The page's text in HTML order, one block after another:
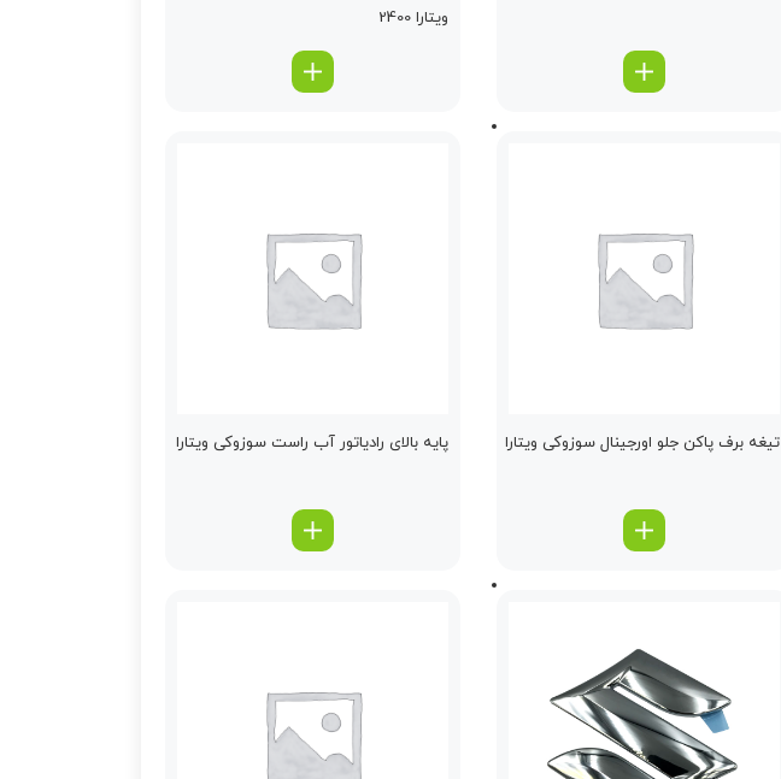
ویتارا 2400
تیغه برف پاكن جلو اورجینال سوزوکی ویتارا پایه بالای رادیاتور آب راست سوزوکی ویتارا